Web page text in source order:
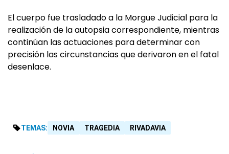
El cuerpo fue trasladado a la Morgue Judicial para la
realización de la autopsia correspondiente, mientras
continúan las actuaciones para determinar con
precisión las circunstancias que derivaron en el fatal
desenlace.
TEMAS: NOVIA TRAGEDIA RIVADAVIA